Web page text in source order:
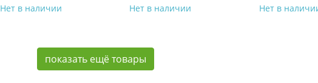
Нет в наличии Нет в наличии Нет в
показать ещё товары